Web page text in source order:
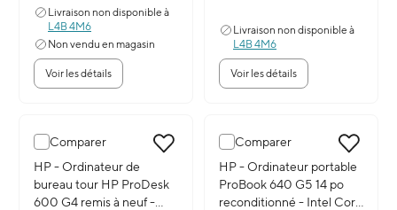
Livraison non disponible à
L4B 4M6
Non vendu en magasin
Voir les détails
Livraison non disponible à
L4B 4M6
Voir les détails
Comparer
Image du produit: HP - Ordinateur de bureau tour HP ProDesk
HP - Ordinateur de
bureau tour HP ProDesk
600 G4 remis à neuf -
Comparer
Image du produit: HP -
HP - Ordinateur portable
ProBook 640 G5 14 po
reconditionné - Intel Core